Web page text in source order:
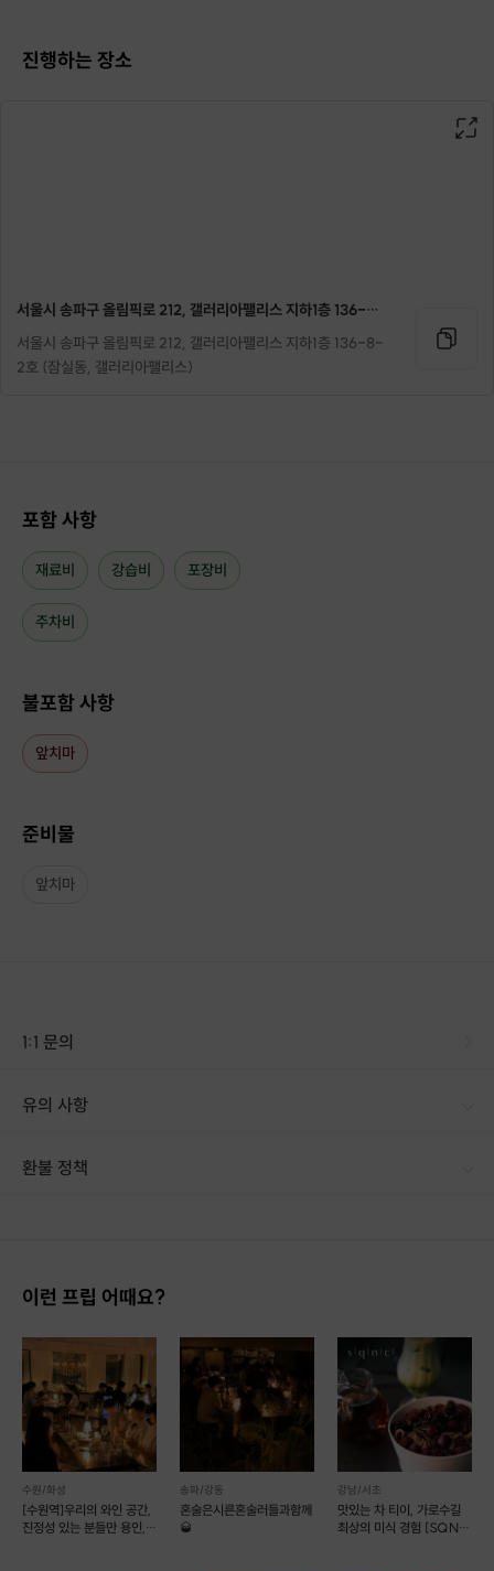
~
뱅쇼는 각 나라마다 넣은 재료에 따라 맛과 향이 달라지는데요
추운 겨울에 감기를 예방하기 위해 주로 비타민이 풍부한 과일을 주로 넣어 만
든답니다^^
우리나라 쌍화차와 많이 비슷하다고 알려져있구요
비타민인 풍부해서 감기 예방에도 효과적이라 천연 감기 차라고도 불려요~
저도 매주 만들어서 자기 전에 가족들과 한 잔씩 따뜻하게 마시곤 하는데 잘 때
몸이 따뜻해지는 기분이라 푹 잘 수 있어요
파티 또는 기분 내고 싶은 특별한 날엔 뱅쇼에 럼이나 보드카를 타서 드셔도 맛
이 좋답니다~!!
진행하는 장소
서울시 송파구 올림픽로 212, 갤러리아팰리스 지하1층 136-8-2호 (잠실동, 갤러리아팰리스)
서울시 송파구 올림픽로 212, 갤러리아팰리스 지하1층 136-8-
2호 (잠실동, 갤러리아팰리스)
포함 사항
재료비 강습비 포장비
주차비
불포함 사항
앞치마
준비물
앞치마
1:1 문의
유의 사항
환불 정책
이런 프립 어때요?
수원/화성
[수원역]우리의 와인 공간,
진정성 있는 분들만 용인,
송파/강동
혼술은시른혼술러들과함께
🥃
강남/서초
맛있는 차 티이, 가로수길
최상의 미식 경험 [SQNC